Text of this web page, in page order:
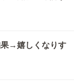
果→嬉しくなりす